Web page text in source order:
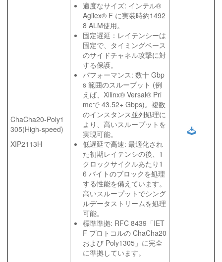
ChaCha20-Poly1
305(High-speed)
XIP2113H
適度なサイズ: インテル®
Agilex® F に実装時約1492
8 ALM使用。
固定遅延：レイテンシーは
固定で、タイミングベース
のサイドチャネル攻撃に対
する保護。
パフォーマンス: 数十 Gbp
s 範囲のスループット (例
えば、Xilinx® Versal® Pri
meで 43.52+ Gbps)。複数
のインスタンス並列処理に
より、高いスループットを
実現可能。
低遅延で高速: 最適化され
た初期レイテンシの後、1
クロックサイクルあたり1
6 バイトのブロックを処理
する性能を備えています。
高いスループットでシング
ルデータストリームを処理
可能。
標準準拠: RFC 8439「IET
F プロトコルの ChaCha20
および Poly1305」に完全
に準拠しています。